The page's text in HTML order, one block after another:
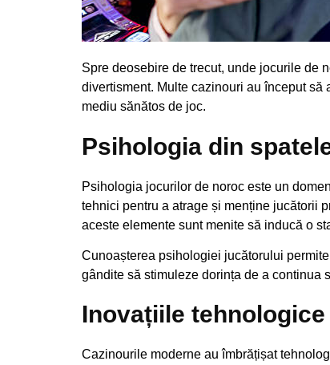
Spre deosebire de trecut, unde jocurile de
divertisment. Multe cazinouri au început
mediu sănătos de joc.
Psihologia din
Psihologia jocurilor de noroc este un
tehnici pentru a atrage și menține jucătorii
aceste elemente sunt menite să inducă o
Cunoașterea psihologiei jucătorului
gândite să stimuleze dorința de a continua
Inovațiile
Cazinourile moderne au îmbrățișat